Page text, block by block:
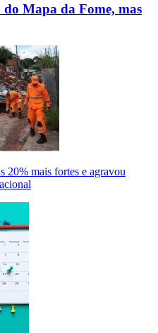
Mapa da Fome, mas
20% mais fortes e agravou